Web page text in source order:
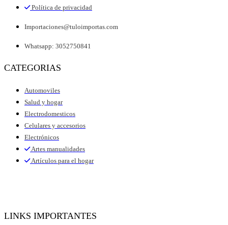
Política de privacidad
Importaciones@tuloimportas.com
Whatsapp: 3052750841
CATEGORIAS
Automoviles
Salud y hogar
Electrodomesticos
Celulares y accesorios
Electrónicos
Artes manualidades
Artículos para el hogar
LINKS IMPORTANTES